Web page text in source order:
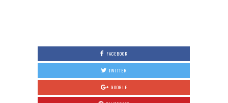
FACEBOOK
TWITTER
GOOGLE